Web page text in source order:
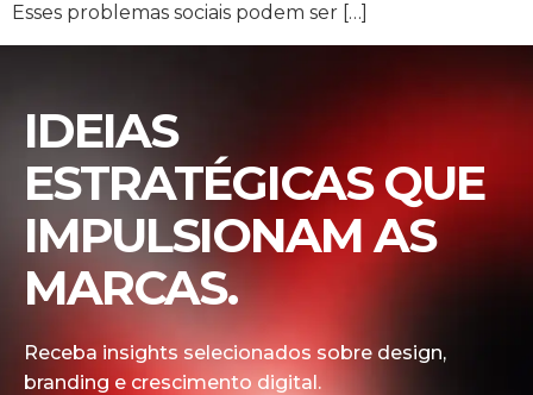
Esses problemas sociais podem ser […]
IDEIAS
ESTRATÉGICAS QUE
IMPULSIONAM AS
MARCAS.
Receba insights selecionados sobre design,
branding e crescimento digital.